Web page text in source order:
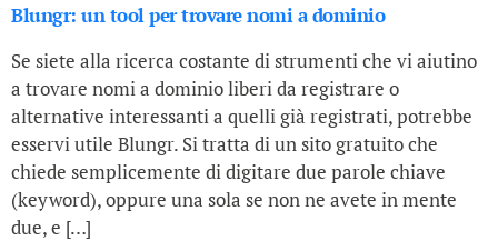
Blungr: un tool per trovare nomi a dominio
Se siete alla ricerca costante di strumenti che vi aiutino
a trovare nomi a dominio liberi da registrare o
alternative interessanti a quelli già registrati, potrebbe
esservi utile Blungr. Si tratta di un sito gratuito che
chiede semplicemente di digitare due parole chiave
(keyword), oppure una sola se non ne avete in mente
due, e […]